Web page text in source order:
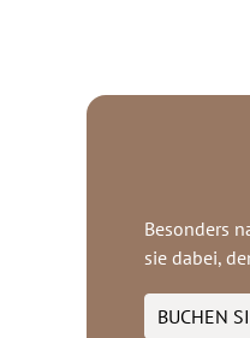
Besonders
sie dabei,
BUCHEN